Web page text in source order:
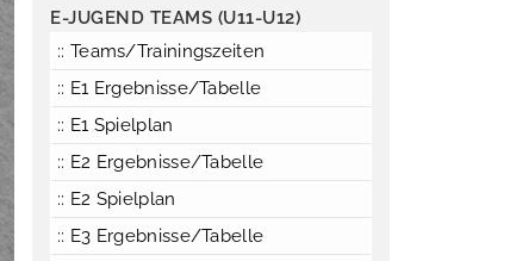
E-JUGEND TEAMS (U11-U12)
:: Teams/Trainingszeiten
:: E1 Ergebnisse/Tabelle
:: E1 Spielplan
:: E2 Ergebnisse/Tabelle
:: E2 Spielplan
:: E3 Ergebnisse/Tabelle